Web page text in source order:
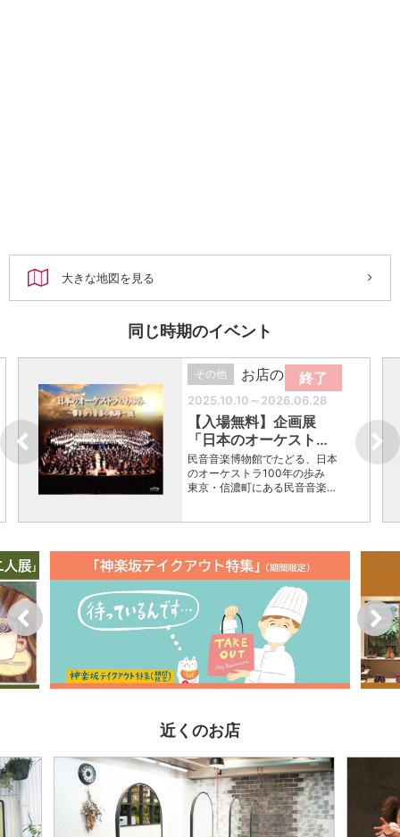
大きな地図を見る
同じ時期のイベント
終了
その他 お店の催し
2025.10.10～2026.06.28
【入場無料】企画展
「日本のオーケスト…
民音音楽博物館でたどる、日本
のオーケストラ100年の歩み
東京・信濃町にある民音音楽…
近くのお店